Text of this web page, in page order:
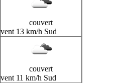
couvert
vent 13 km/h Sud
couvert
vent 11 km/h Sud